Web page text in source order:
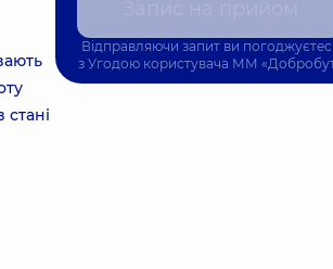
Відправляючи запит ви
з Угодою користувача ММ